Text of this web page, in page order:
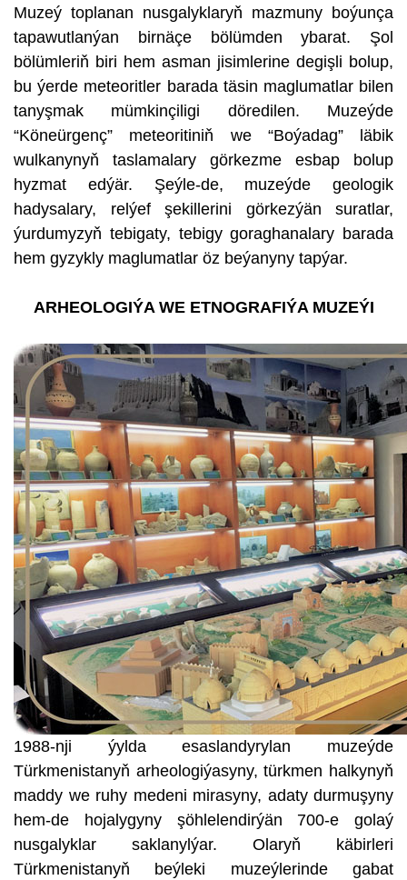
Muzeý toplanan nusgalyklaryň mazmuny boýunça
tapawutlanýan birnäçe bölümden ybarat. Şol
bölümleriň biri hem asman jisimlerine degişli bolup,
bu ýerde meteoritler barada täsin maglumatlar bilen
tanyşmak mümkinçiligi döredilen. Muzeýde
“Köneürgenç” meteoritiniň we “Boýadag” läbik
wulkanynyň taslamalary görkezme esbap bolup
hyzmat edýär. Şeýle-de, muzeýde geologik
hadysalary, relýef şekillerini görkezýän suratlar,
ýurdumyzyň tebigaty, tebigy goraghanalary barada
hem gyzykly maglumatlar öz beýanyny tapýar.
ARHEOLOGIÝA WE ETNOGRAFIÝA MUZEÝI
1988-nji ýylda esaslandyrylan muzeýde
Türkmenistanyň arheologiýasyny, türkmen halkynyň
maddy we ruhy medeni mirasyny, adaty durmuşyny
hem-de hojalygyny şöhlelendirýän 700-e golaý
nusgalyklar saklanylýar. Olaryň käbirleri
Türkmenistanyň beýleki muzeýlerinde gabat